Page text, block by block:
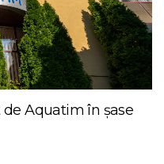
Aquatim în șase